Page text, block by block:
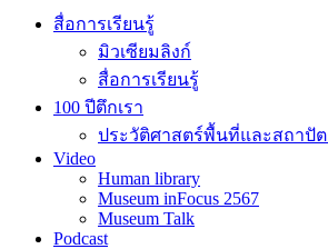
สื่อการเรียนรู้
มิวเซียมลิงก์
สื่อการเรียนรู้
100 ปีตึกเรา
ประวัติศาสตร์พื้นที่และสถาปั
Video
Human library
Museum inFocus 2567
Museum Talk
Podcast